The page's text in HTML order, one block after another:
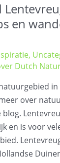
en
,
Dutch
over
blog.
en is voor